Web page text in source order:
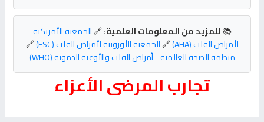
📚للمزيد من المعلومات العلمية:🔗الجمعية الأمريكية
لأمراض القلب (AHA)
🔗الجمعية الأوروبية لأمراض القلب (ESC)
🔗
منظمة الصحة العالمية - أمراض القلب والأوعية الدموية (WHO)
تجارب المرضى الأعزاء